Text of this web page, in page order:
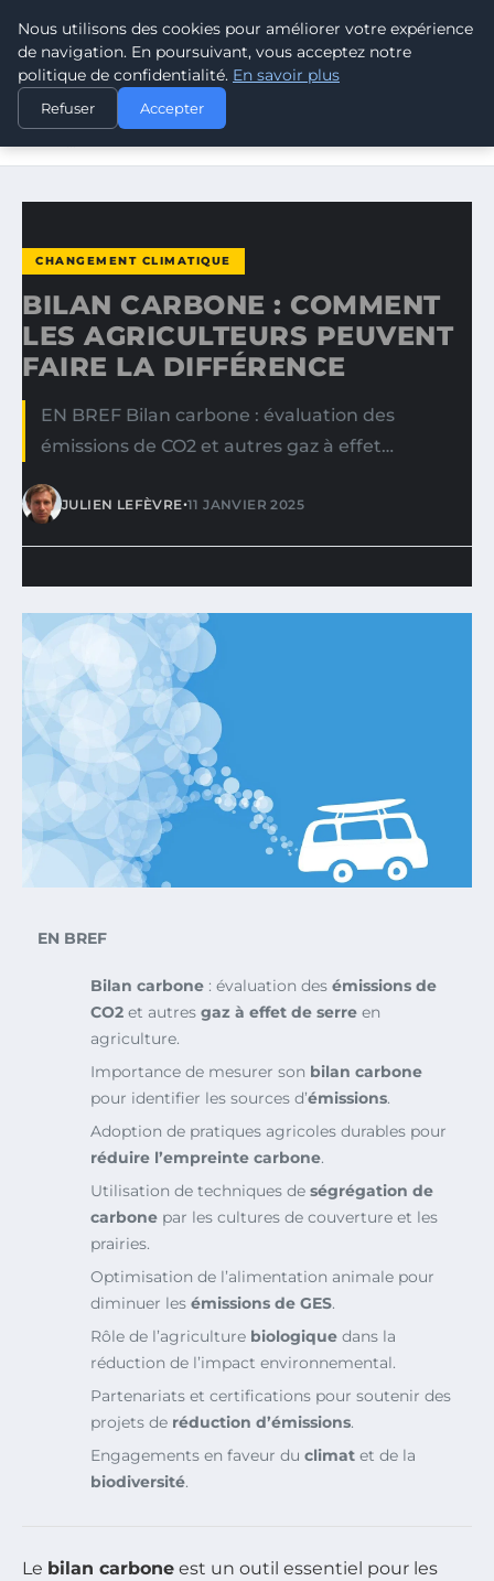
CLIMATE RESPONSE BLOG
ACCUEIL
CHANGEMENT CLIMATIQUE
BILAN CARBONE : COMMENT LES AGRICULTEURS PEUVENT
CHANGEMENT CLIMATIQUE
BILAN CARBONE : COMMENT
LES AGRICULTEURS PEUVENT
FAIRE LA DIFFÉRENCE
EN BREF Bilan carbone : évaluation des
émissions de CO2 et autres gaz à effet…
JULIEN LEFÈVRE•11 JANVIER 2025
EN BREF
Bilan carbone : évaluation des émissions de
CO2 et autres gaz à effet de serre en
agriculture.
Importance de mesurer son bilan carbone
pour identifier les sources d’émissions.
Adoption de pratiques agricoles durables pour
réduire l’empreinte carbone.
Utilisation de techniques de ségrégation de
carbone par les cultures de couverture et les
prairies.
Optimisation de l’alimentation animale pour
diminuer les émissions de GES.
Rôle de l’agriculture biologique dans la
réduction de l’impact environnemental.
Partenariats et certifications pour soutenir des
projets de réduction d’émissions.
Engagements en faveur du climat et de la
biodiversité.
Le bilan carbone est un outil essentiel pour les
Nous utilisons des cookies pour améliorer votre expérience
de navigation. En poursuivant, vous acceptez notre
politique de confidentialité. En savoir plus
Refuser Accepter